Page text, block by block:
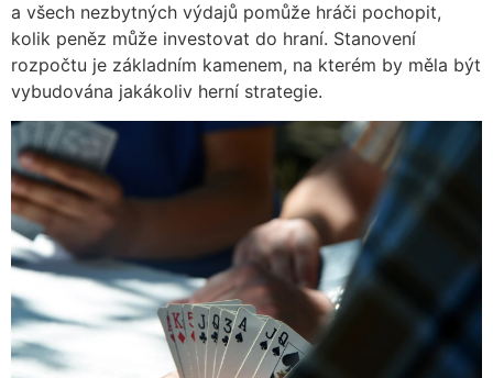
a všech nezbytných výdajů pomůže hráči pochopit,
kolik peněz může investovat do hraní. Stanovení
rozpočtu je základním kamenem, na kterém by měla být
vybudována jakákoliv herní strategie.